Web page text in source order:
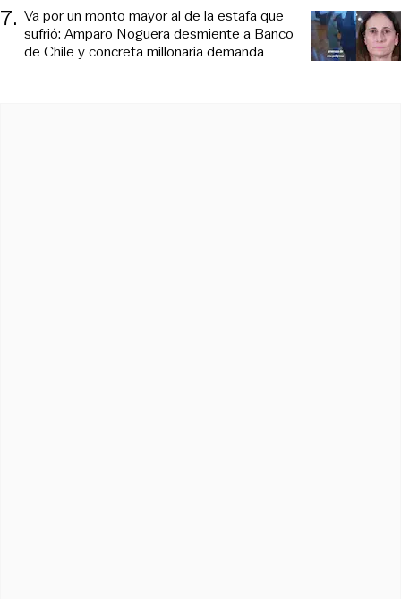
7. Va por un monto mayor al de la estafa que
sufrió: Amparo Noguera desmiente a Banco
de Chile y concreta millonaria demanda